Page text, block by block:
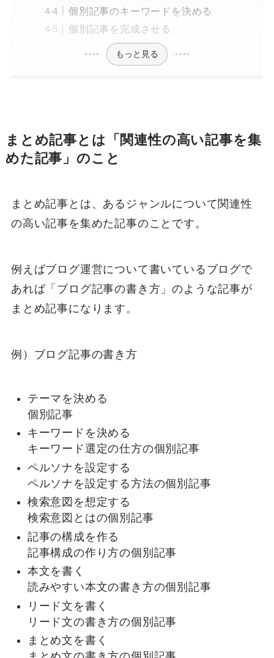
個別記事のキーワードを決める
個別記事を完成させる
もっと見る
まとめ記事とは「関連性の高い記事を集
めた記事」のこと
まとめ記事とは、あるジャンルについて関連性
の高い記事を集めた記事のことです。
例えばブログ運営について書いているブログで
あれば「ブログ記事の書き方」のような記事が
まとめ記事になります。
例）ブログ記事の書き方
テーマを決める
個別記事
キーワードを決める
キーワード選定の仕方の個別記事
ペルソナを設定する
ペルソナを設定する方法の個別記事
検索意図を想定する
検索意図とはの個別記事
記事の構成を作る
記事構成の作り方の個別記事
本文を書く
読みやすい本文の書き方の個別記事
リード文を書く
リード文の書き方の個別記事
まとめ文を書く